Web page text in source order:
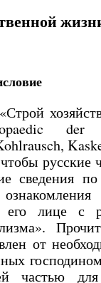
русские
сведения
лице с
от
частью для